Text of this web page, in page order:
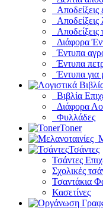
Διάφορα
Έντυπα
Έντυπα
Έντυπα για
Βιβλία
Διάφορα
Φυλλάδες
Toner
Τσάντες
Τσάντες
Σχολικές
Τσαντάκια
Κασετίνες